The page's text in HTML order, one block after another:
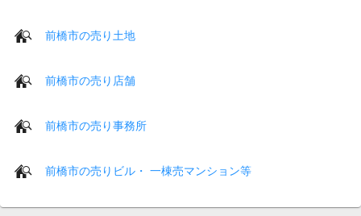
前橋市の売り土地
前橋市の売り店舗
前橋市の売り事務所
前橋市の売りビル・ 一棟売マンション等